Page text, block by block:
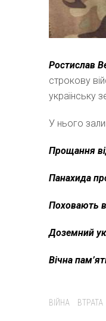
Ростислав
строкову
українську
У нього
Прощання
Панахида
Поховають
Доземний
Вічна
Tags:
ВІЙНА ВТРАТА